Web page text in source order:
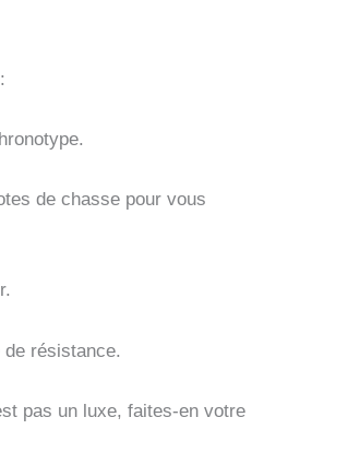
de chasse pour vous
résistance.
pas un luxe, faites-en votre